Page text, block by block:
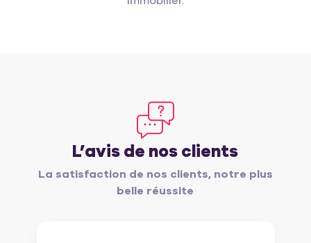
L’avis de nos clients
La satisfaction de nos clients, notre plus
belle réussite